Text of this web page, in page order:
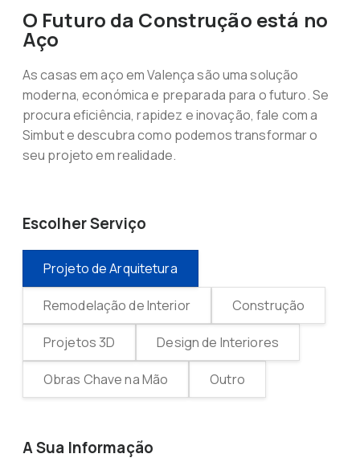
O Futuro da Construção está no
Aço
As casas em aço em Valença são uma solução
moderna, económica e preparada para o futuro. Se
procura eficiência, rapidez e inovação, fale com a
Simbut e descubra como podemos transformar o
seu projeto em realidade.
Escolher Serviço
Projeto de Arquitetura
Remodelação de Interior Construção
Projetos 3D Design de Interiores
Obras Chave na Mão Outro
A Sua Informação